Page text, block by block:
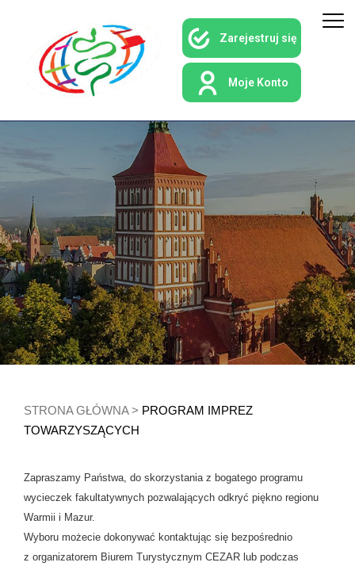
Zarejestruj się
Moje Konto
STRONA GŁÓWNA> PROGRAM IMPREZ
TOWARZYSZĄCYCH
Zapraszamy Państwa, do skorzystania z bogatego programu
wycieczek fakultatywnych pozwalających odkryć piękno regionu
Warmii i Mazur.
Wyboru możecie dokonywać kontaktując się bezpośrednio
z organizatorem Biurem Turystycznym CEZAR lub podczas